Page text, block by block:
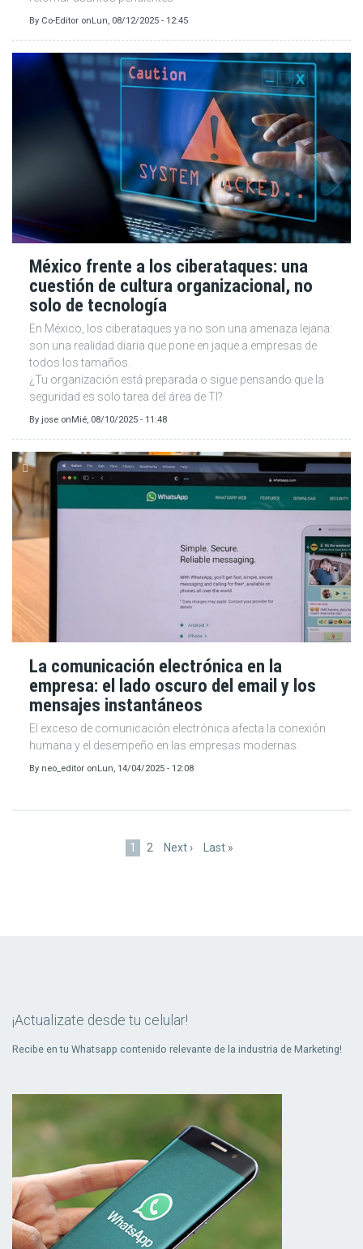
By Co-Editor onLun, 08/12/2025 - 12:45
​​​​​​​México frente a los ciberataques: una
cuestión de cultura organizacional, no
solo de tecnología
En México, los ciberataques ya no son una amenaza lejana:
son una realidad diaria que pone en jaque a empresas de
todos los tamaños.
¿Tu organización está preparada o sigue pensando que la
seguridad es solo tarea del área de TI?
By jose on Mié, 08/10/2025 - 11:48
La comunicación electrónica en la
empresa: el lado oscuro del email y los
mensajes instantáneos
El exceso de comunicación electrónica afecta la conexión
humana y el desempeño en las empresas modernas.
By neo_editor onLun, 14/04/2025 - 12:08
Página
1 Page
2
Siguiente
Next ›
Última
Last »
¡Actualizate desde tu celular!
Recibe en tu Whatsapp contenido relevante de la industria de Marketing!